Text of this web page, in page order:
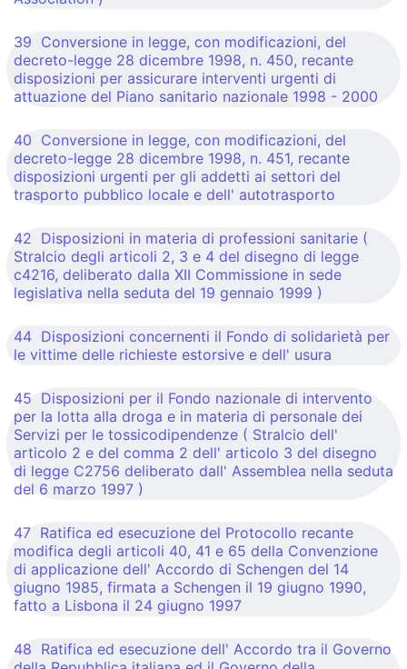
39 Conversione in legge, con modificazioni, del
decreto-legge 28 dicembre 1998, n. 450, recante
disposizioni per assicurare interventi urgenti di
attuazione del Piano sanitario nazionale 1998 - 2000
40 Conversione in legge, con modificazioni, del
decreto-legge 28 dicembre 1998, n. 451, recante
disposizioni urgenti per gli addetti ai settori del
trasporto pubblico locale e dell' autotrasporto
42 Disposizioni in materia di professioni sanitarie (
Stralcio degli articoli 2, 3 e 4 del disegno di legge
c4216, deliberato dalla XII Commissione in sede
legislativa nella seduta del 19 gennaio 1999 )
44 Disposizioni concernenti il Fondo di solidarietà per
le vittime delle richieste estorsive e dell' usura
45 Disposizioni per il Fondo nazionale di intervento
per la lotta alla droga e in materia di personale dei
Servizi per le tossicodipendenze ( Stralcio dell'
articolo 2 e del comma 2 dell' articolo 3 del disegno
di legge C2756 deliberato dall' Assemblea nella seduta
del 6 marzo 1997 )
47 Ratifica ed esecuzione del Protocollo recante
modifica degli articoli 40, 41 e 65 della Convenzione
di applicazione dell' Accordo di Schengen del 14
giugno 1985, firmata a Schengen il 19 giugno 1990,
fatto a Lisbona il 24 giugno 1997
48 Ratifica ed esecuzione dell' Accordo tra il Governo